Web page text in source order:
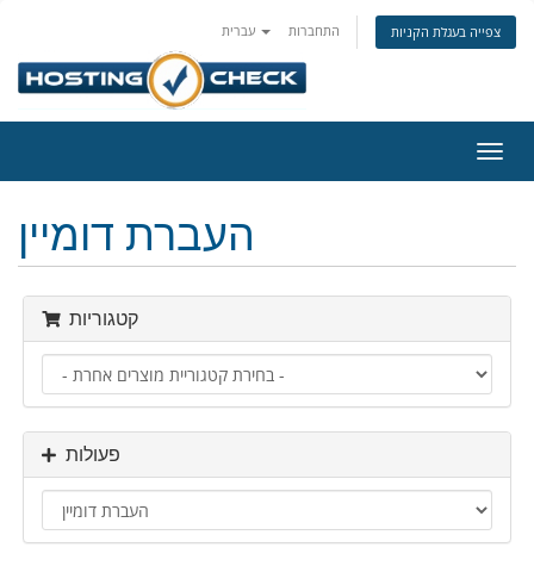
התחברות צפייה בעגלת הקניות
ניווט
העברת דומיין
קטגוריות
פעולות